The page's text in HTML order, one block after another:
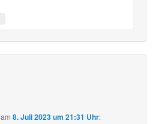
am8. Juli 2023 um 21:31 Uhr: